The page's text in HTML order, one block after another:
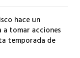
hace un
a tomar acciones
temporada de